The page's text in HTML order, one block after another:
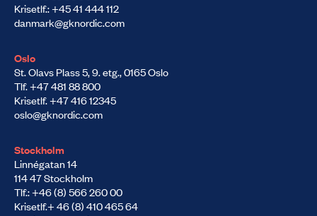
Krisetlf.: +45 41 444 112
danmark@gknordic.com
Oslo
St. Olavs Plass 5, 9. etg., 0165 Oslo
Tlf. +47 481 88 800
Krisetlf. +47 416 12345
oslo@gknordic.com
Stockholm
Linnégatan 14
114 47 Stockholm
Tlf.: +46 (8) 566 260 00
Krisetlf.+ 46 (8) 410 465 64